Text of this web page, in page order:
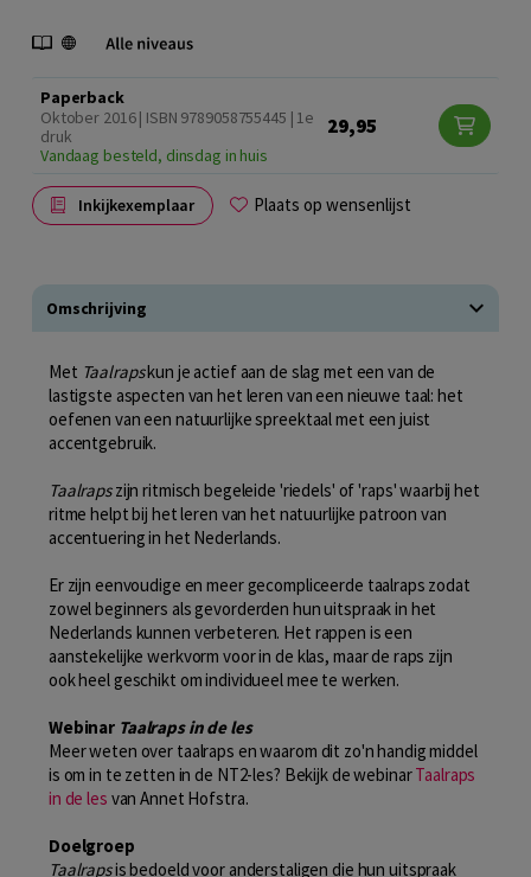
Paperback
Oktober 2016 | ISBN 9789058755445 | 1e
druk
Vandaag besteld, dinsdag in huis
29,95
Inkijkexemplaar Plaats op wensenlijst
Omschrijving
Met Taalrapskun je actief aan de slag met een van de
lastigste aspecten van het leren van een nieuwe taal: het
oefenen van een natuurlijke spreektaal met een juist
accentgebruik.
Taalrapszijn ritmisch begeleide 'riedels' of 'raps' waarbij het
ritme helpt bij het leren van het natuurlijke patroon van
accentuering in het Nederlands.
Er zijn eenvoudige en meer gecompliceerde taalraps zodat
zowel beginners als gevorderden hun uitspraak in het
Nederlands kunnen verbeteren. Het rappen is een
aanstekelijke werkvorm voor in de klas, maar de raps zijn
ook heel geschikt om individueel mee te werken.
Webinar Taalraps in de les
Meer weten over taalraps en waarom dit zo'n handig middel
is om in te zetten in de NT2-les? Bekijk de webinarTaalraps
in de les van Annet Hofstra.
Doelgroep
Taalrapsis bedoeld voor anderstaligen die hun uitspraak